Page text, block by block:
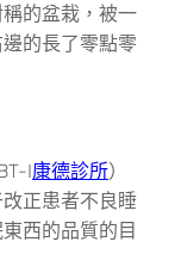
的盆栽，被一
的長了零點零
I康德診所）
正患者不良睡
西的品質的目